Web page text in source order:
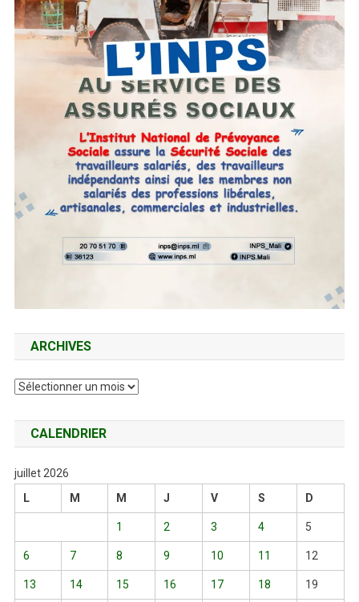
ARCHIVES
Archives
CALENDRIER
juillet 2026
L
M M J V S D
1 2 3 4 5
6 7 8 9 10 11 12
13 14 15 16 17 18 19